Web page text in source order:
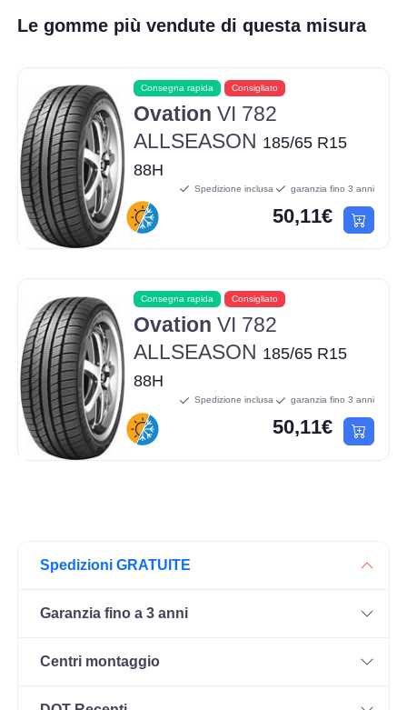
Le gomme più vendute di questa misura
Consegna rapida Consigliato
Ovation VI 782
ALLSEASON 185/65 R15
88H
Spedizione inclusa garanzia fino 3 anni
50,11€
Consegna rapida Consigliato
Ovation VI 782
ALLSEASON 185/65 R15
88H
Spedizione inclusa garanzia fino 3 anni
50,11€
Spedizioni GRATUITE
Garanzia fino a 3 anni
Centri montaggio